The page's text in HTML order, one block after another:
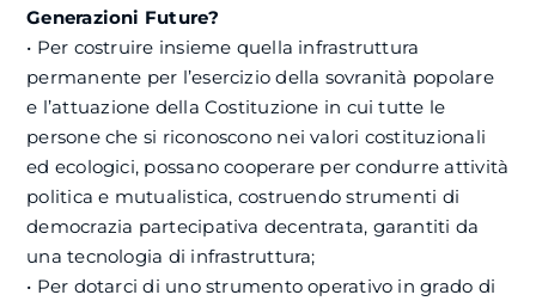
Generazioni Future?
• Per costruire insieme quella infrastruttura
permanente per l’esercizio della sovranità popolare
e l’attuazione della Costituzione in cui tutte le
persone che si riconoscono nei valori costituzionali
ed ecologici, possano cooperare per condurre attività
politica e mutualistica, costruendo strumenti di
democrazia partecipativa decentrata, garantiti da
una tecnologia di infrastruttura;
• Per dotarci di uno strumento operativo in grado di